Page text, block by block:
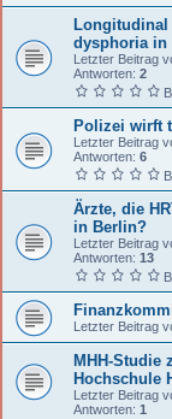
dysphoria in
Letzter Beitrag
Antworten: 2
Polizei wirft
Letzter Beitrag
Antworten: 6
Ärzte, die
in Berlin?
Letzter Beitrag
Antworten: 13
Letzter Beitrag
MHH-Studie
Hochschule
Letzter Beitrag
Antworten: 1